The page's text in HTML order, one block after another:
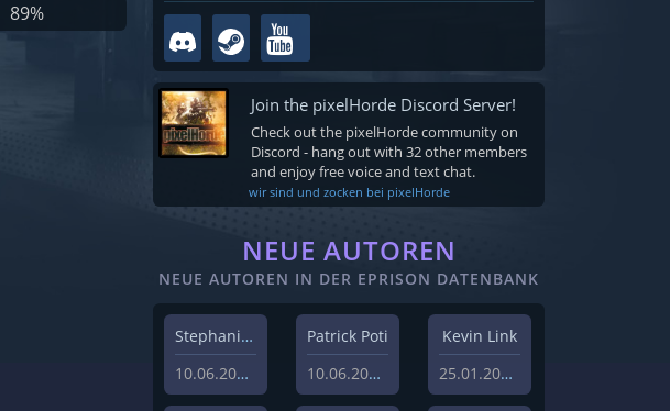
89%
Join the pixelHorde Discord Server!
Check out the pixelHorde community on
Discord - hang out with 32 other members
and enjoy free voice and text chat.
wir sind und zocken bei pixelHorde
NEUE AUTOREN
NEUE AUTOREN IN DER EPRISON DATENBANK
Stephanie Schlottag
10.06.2026
Patrick Poti
10.06.2026
Kevin Link
25.01.2024